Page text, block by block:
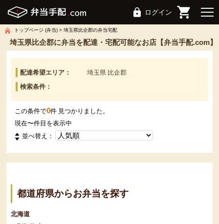
ログイン
トップページ (弁当) 埼玉県比企郡の弁当宅配
埼玉県比企郡に弁当を配達・宅配可能なお店【弁当手配.com】
配達希望エリア：
埼玉県 比企郡
検索条件：
この条件で0件 見つかりました。
現在〜件目を表示中
並べ替え：
都道府県からお弁当を探す
北海道